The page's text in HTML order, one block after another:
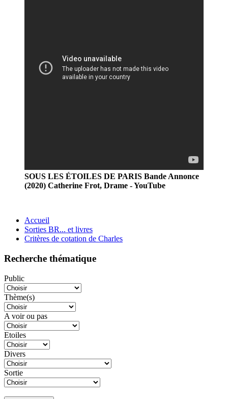
SOUS LES ÉTOILES DE PARIS Bande Annonce
(2020) Catherine Frot, Drame - YouTube
Accueil
Sorties BR... et livres
Critères de cotation de Charles
Recherche thématique
Public
Thème(s)
A voir ou pas
Etoiles
Divers
Sortie